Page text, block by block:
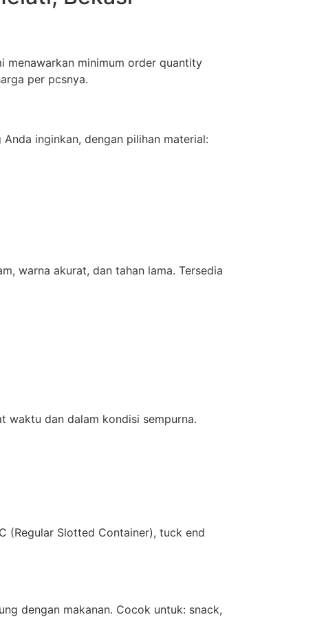
menawarkan minimum order quantity
per pcsnya.
inginkan, dengan pilihan material:
warna akurat, dan tahan lama. Tersedia
waktu dan dalam kondisi sempurna.
(Regular Slotted Container), tuck end
dengan makanan. Cocok untuk: snack,